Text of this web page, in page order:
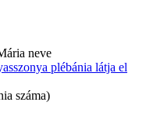
neve
plébánia látja el
száma)